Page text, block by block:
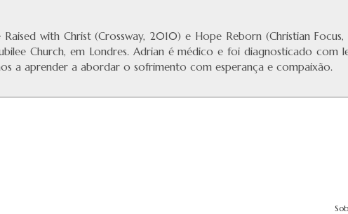
with Christ (Crossway, 2010) e Hope Reborn (Christian
Church, em Londres. Adrian é médico e foi diagnosticado com
a aprender a abordar o sofrimento com esperança e compaixão.